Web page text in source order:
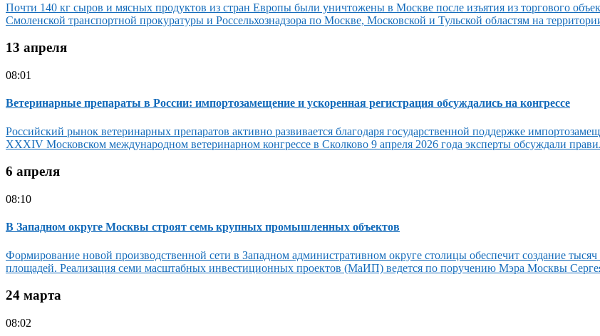
Почти 140 кг сыров и мясных продуктов из стран Европы были уничтожены в Москве после изъятия из торгового
Смоленской транспортной прокуратуры и Россельхознадзора по Москве, Московской и Тульской областям на
13 апреля
08:01
Ветеринарные препараты в России: импортозамещение и ускоренная регистрация обсуждались на конгрессе
Российский рынок ветеринарных препаратов активно развивается благодаря государственной поддержке
XXXIV Московском международном ветеринарном конгрессе в Сколково 9 апреля 2026 года эксперты обсуждали
6 апреля
08:10
В Западном округе Москвы строят семь крупных промышленных объектов
Формирование новой производственной сети в Западном административном округе столицы обеспечит создание
площадей. Реализация семи масштабных инвестиционных проектов (МаИП) ведется по поручению Мэра Москвы
24 марта
08:02